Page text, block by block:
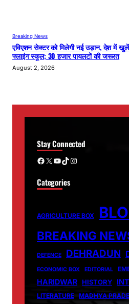
Breaking News
एविएशन सेक्टर को मिलेगी नई उड़ान, देश में
फ्लाइंग स्कूल; 30 हजार पायलटों की जरूरत
August 2, 2026
Stay Connected
Facebook X YouTube TikTok Instagram
Categories
AGRICULTURE BOX
BREAKING
DEFENCE DEHRADUN
ECONOMIC BOX EDITORIAL
HARIDWAR HISTORY
LITERATURE MADHYA